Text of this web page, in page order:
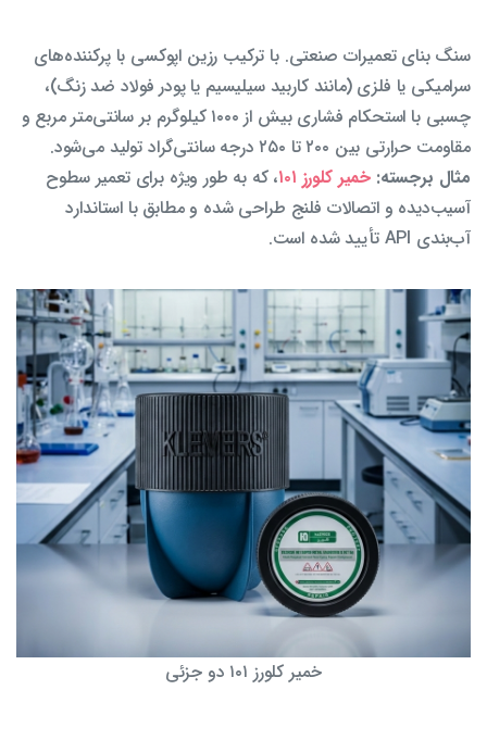
سنگ بنای تعمیرات صنعتی. با ترکیب رزین اپوکسی با پرکننده‌های
سرامیکی یا فلزی (مانند کاربید سیلیسیم یا پودر فولاد ضد زنگ)،
چسبی با استحکام فشاری بیش از ۱۰۰۰ کیلوگرم بر سانتی‌متر مربع و
مقاومت حرارتی بین ۲۰۰ تا ۲۵۰ درجه سانتی‌گراد تولید می‌شود.
مثال برجسته: خمیر کلورز ۱۰۱
، که به طور ویژه برای تعمیر سطوح
آسیب‌دیده و اتصالات فلنج طراحی شده و مطابق با استاندارد
آب‌بندی API تأیید شده است.
خمیر کلورز ۱۰۱ دو جزئی